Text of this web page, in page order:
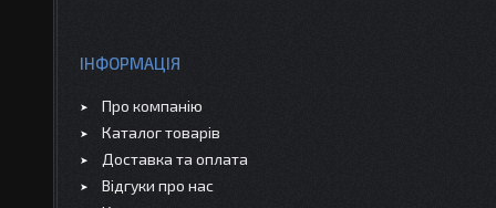
ІНФОРМАЦІЯ
Про компанію
Каталог товарів
Доставка та оплата
Відгуки про нас